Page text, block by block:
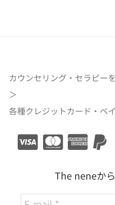
カウンセリング・セラピー
＞
各種クレジットカード・ペ
The neneか